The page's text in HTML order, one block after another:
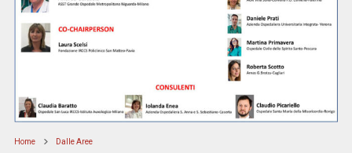
Home Dalle Aree